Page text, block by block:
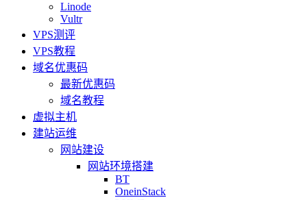
Linode
Vultr
VPS测评
VPS教程
域名优惠码
最新优惠码
域名教程
虚拟主机
建站运维
网站建设
网站环境搭建
BT
OneinStack